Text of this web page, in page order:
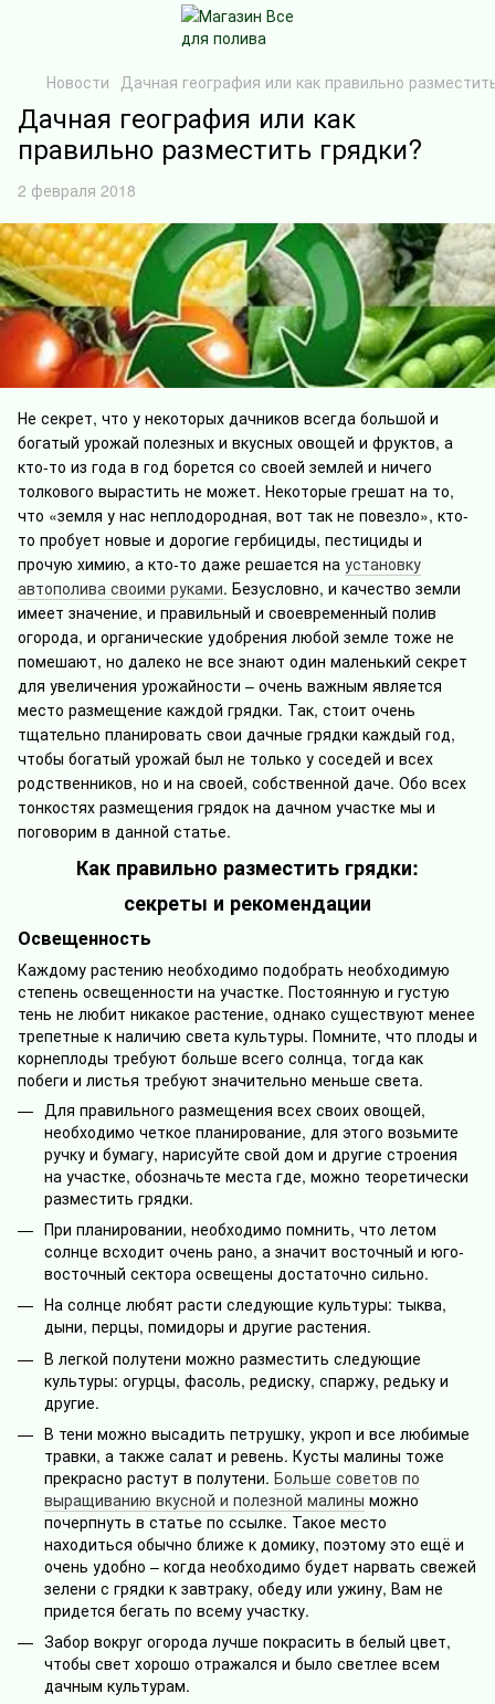
Новости Дачная география или как правильно
Дачная география или как
правильно разместить грядки?
2 февраля 2018
Не секрет, что у некоторых дачников всегда большой и
богатый урожай полезных и вкусных овощей и фруктов, а
кто-то из года в год борется со своей землей и ничего
толкового вырастить не может. Некоторые грешат на то,
что «земля у нас неплодородная, вот так не повезло», кто-
то пробует новые и дорогие гербициды, пестициды и
прочую химию, а кто-то даже решается на установку
автополива своими руками. Безусловно, и качество земли
имеет значение, и правильный и своевременный полив
огорода, и органические удобрения любой земле тоже не
помешают, но далеко не все знают один маленький секрет
для увеличения урожайности – очень важным является
место размещение каждой грядки. Так, стоит очень
тщательно планировать свои дачные грядки каждый год,
чтобы богатый урожай был не только у соседей и всех
родственников, но и на своей, собственной даче. Обо всех
тонкостях размещения грядок на дачном участке мы и
поговорим в данной статье.
Как правильно разместить грядки:
секреты и рекомендации
Освещенность
Каждому растению необходимо подобрать необходимую
степень освещенности на участке. Постоянную и густую
тень не любит никакое растение, однако существуют менее
трепетные к наличию света культуры. Помните, что плоды и
корнеплоды требуют больше всего солнца, тогда как
побеги и листья требуют значительно меньше света.
Для правильного размещения всех своих овощей,
необходимо четкое планирование, для этого возьмите
ручку и бумагу, нарисуйте свой дом и другие строения
на участке, обозначьте места где, можно теоретически
разместить грядки.
При планировании, необходимо помнить, что летом
солнце всходит очень рано, а значит восточный и юго-
восточный сектора освещены достаточно сильно.
На солнце любят расти следующие культуры: тыква,
дыни, перцы, помидоры и другие растения.
В легкой полутени можно разместить следующие
культуры: огурцы, фасоль, редиску, спаржу, редьку и
другие.
В тени можно высадить петрушку, укроп и все любимые
травки, а также салат и ревень. Кусты малины тоже
прекрасно растут в полутени. Больше советов по
выращиванию вкусной и полезной малины можно
почерпнуть в статье по ссылке. Такое место
находиться обычно ближе к домику, поэтому это ещё и
очень удобно – когда необходимо будет нарвать свежей
зелени с грядки к завтраку, обеду или ужину, Вам не
придется бегать по всему участку.
Забор вокруг огорода лучше покрасить в белый цвет,
чтобы свет хорошо отражался и было светлее всем
дачным культурам.